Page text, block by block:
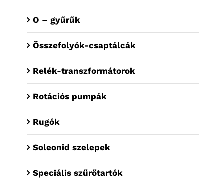
O – gyűrűk
Összefolyók-csaptálcák
Relék-transzformátorok
Rotációs pumpák
Rugók
Soleonid szelepek
Speciális szűrőtartók